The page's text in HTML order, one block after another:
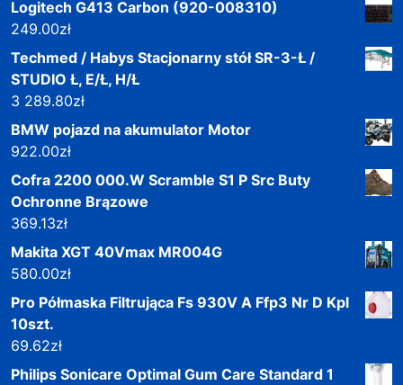
Logitech G413 Carbon (920-008310)
249.00zł
Techmed / Habys Stacjonarny stół SR-3-Ł /
STUDIO Ł, E/Ł, H/Ł
3 289.80zł
BMW pojazd na akumulator Motor
922.00zł
Cofra 2200 000.W Scramble S1 P Src Buty
Ochronne Brązowe
369.13zł
Makita XGT 40Vmax MR004G
580.00zł
Pro Półmaska Filtrująca Fs 930V A Ffp3 Nr D Kpl
10szt.
69.62zł
Philips Sonicare Optimal Gum Care Standard 1